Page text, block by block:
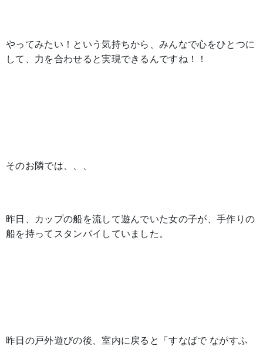
やってみたい！という気持ちから、みんなで心をひとつに
して、力を合わせると実現できるんですね！！
そのお隣では、、、
昨日、カップの船を流して遊んでいた女の子が、手作りの
船を持ってスタンバイしていました。
昨日の戸外遊びの後、室内に戻ると「すなばで ながすふ